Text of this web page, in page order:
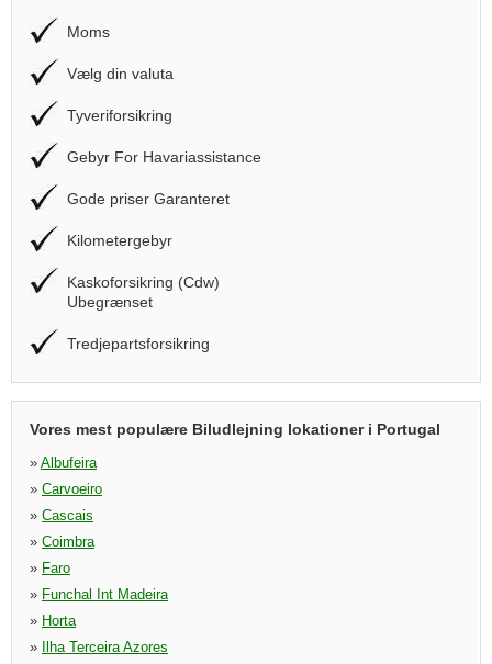
Moms
Vælg din valuta
Tyveriforsikring
Gebyr For Havariassistance
Gode priser Garanteret
Kilometergebyr
Kaskoforsikring (Cdw)
Ubegrænset
Tredjepartsforsikring
Vores mest populære Biludlejning lokationer i Portugal
» Albufeira
» Carvoeiro
» Cascais
» Coimbra
» Faro
» Funchal Int Madeira
» Horta
»
Ilha Terceira Azores